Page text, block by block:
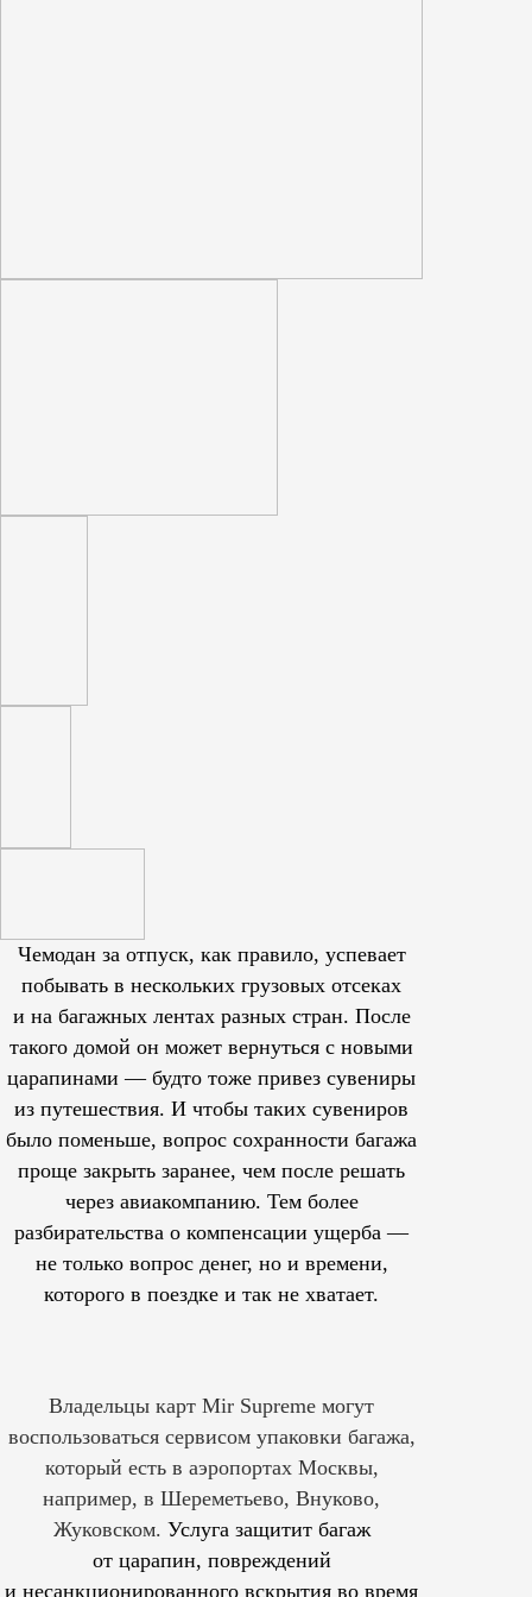
Чемодан за отпуск, как правило, успевает
побывать в нескольких грузовых отсеках
и на багажных лентах разных стран. После
такого домой он может вернуться с новыми
царапинами — будто тоже привез сувениры
из путешествия. И чтобы таких сувениров
было поменьше, вопрос сохранности багажа
проще закрыть заранее, чем после решать
через авиакомпанию. Тем более
разбирательства о компенсации ущерба —
не только вопрос денег, но и времени,
которого в поездке и так не хватает.
Владельцы карт Mir Supreme могут
воспользоваться сервисом упаковки багажа,
который есть в аэропортах Москвы,
например, в Шереметьево, Внуково,
Жуковском. Услуга защитит багаж
от царапин, повреждений
и несанкционированного вскрытия во время